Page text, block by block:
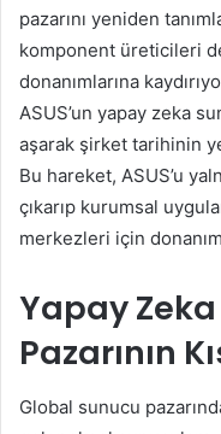
pazarını yeniden
komponent üreticileri
donanımlarına
ASUS’un yapay zeka
aşarak şirket tarihinin
Bu hareket, ASUS’u
çıkarıp kurumsal
merkezleri için
Yapay
Pazarının
Global sunucu